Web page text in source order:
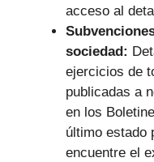
acceso al
sociedad:
ejercicios de
publicadas a
en los
último estado
encuentre el